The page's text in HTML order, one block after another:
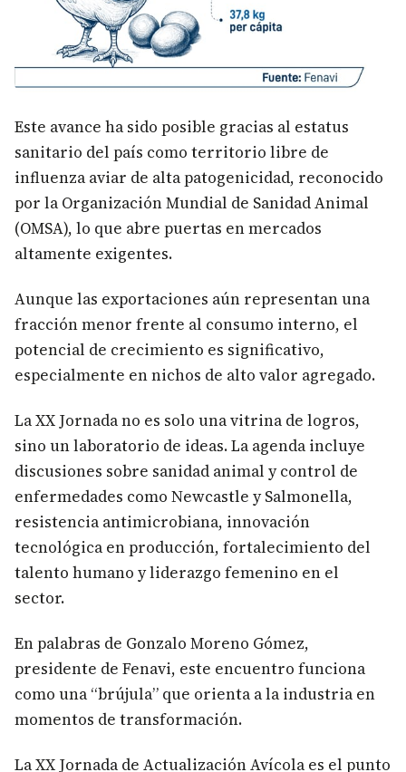
Este avance ha sido posible gracias al estatus
sanitario del país como territorio libre de
influenza aviar de alta patogenicidad, reconocido
por la Organización Mundial de Sanidad Animal
(OMSA), lo que abre puertas en mercados
altamente exigentes.
Aunque las exportaciones aún representan una
fracción menor frente al consumo interno, el
potencial de crecimiento es significativo,
especialmente en nichos de alto valor agregado.
La XX Jornada no es solo una vitrina de logros,
sino un laboratorio de ideas. La agenda incluye
discusiones sobre sanidad animal y control de
enfermedades como Newcastle y Salmonella,
resistencia antimicrobiana, innovación
tecnológica en producción, fortalecimiento del
talento humano y liderazgo femenino en el
sector.
En palabras de Gonzalo Moreno Gómez,
presidente de Fenavi, este encuentro funciona
como una “brújula” que orienta a la industria en
momentos de transformación.
La XX Jornada de Actualización Avícola es el punto